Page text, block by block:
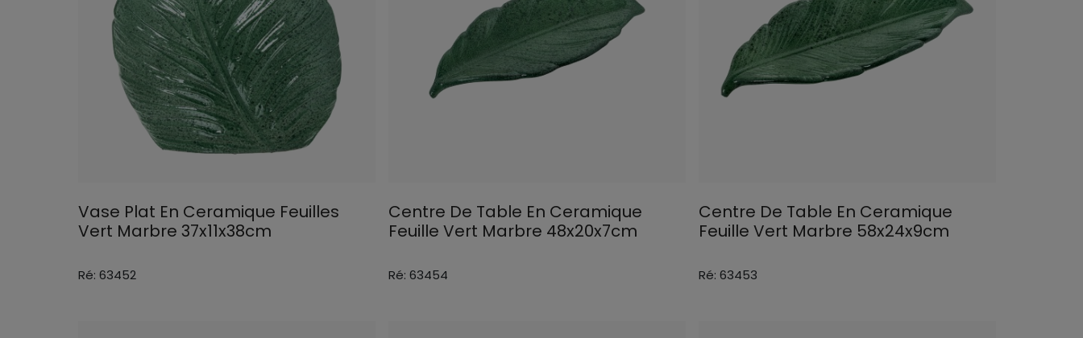
Vase Plat En Ceramique Feuilles
Vert Marbre 37x11x38cm
Ré: 63452
Centre De Table En Ceramique
Feuille Vert Marbre 48x20x7cm
Ré: 63454
Centre De Table En Ceramique
Feuille Vert Marbre 58x24x9cm
Ré: 63453